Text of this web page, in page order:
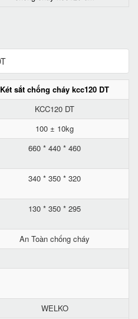
Két sắt chống cháy kcc120 DT
KCC120 DT
100 ± 10kg
660 * 440 * 460
340 * 350 * 320
130 * 350 * 295
An Toàn chống cháy
WELKO